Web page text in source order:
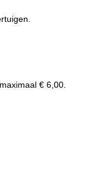
€ 6,00.